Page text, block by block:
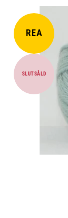
REA
SLUTSÅLD